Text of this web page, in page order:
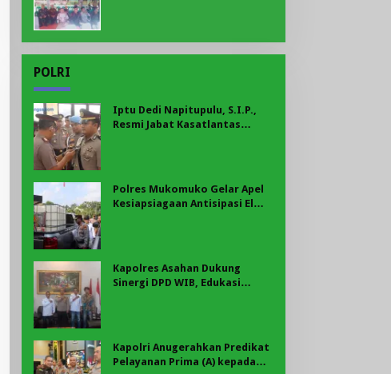
POLRI
Iptu Dedi Napitupulu, S.I.P.,
Resmi Jabat Kasatlantas
Polres Mukomuko Gelar Apel
Kesiapsiagaan Antisipasi El
Kapolres Asahan Dukung
Sinergi DPD WIB, Edukasi
Kapolri Anugerahkan Predikat
Pelayanan Prima (A) kepada